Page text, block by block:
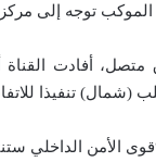
توجه إلى
أفادت القناة
(شمال) تنفيذا
الأمن الداخلي